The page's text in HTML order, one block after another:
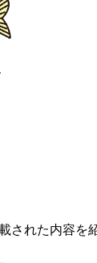
された内容を